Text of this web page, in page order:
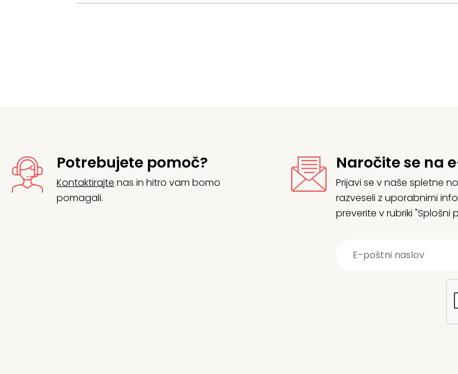
Potrebujete pomoč?
Kontaktirajte nas in hitro vam bomo
pomagali.
Naročite se na
Prijavi se v naše spletne
razveseli z uporabnimi
preverite v rubriki "Splošni